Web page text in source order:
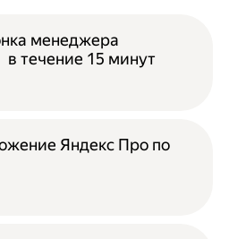
менеджера
течение 15 минут
Яндекс Про по